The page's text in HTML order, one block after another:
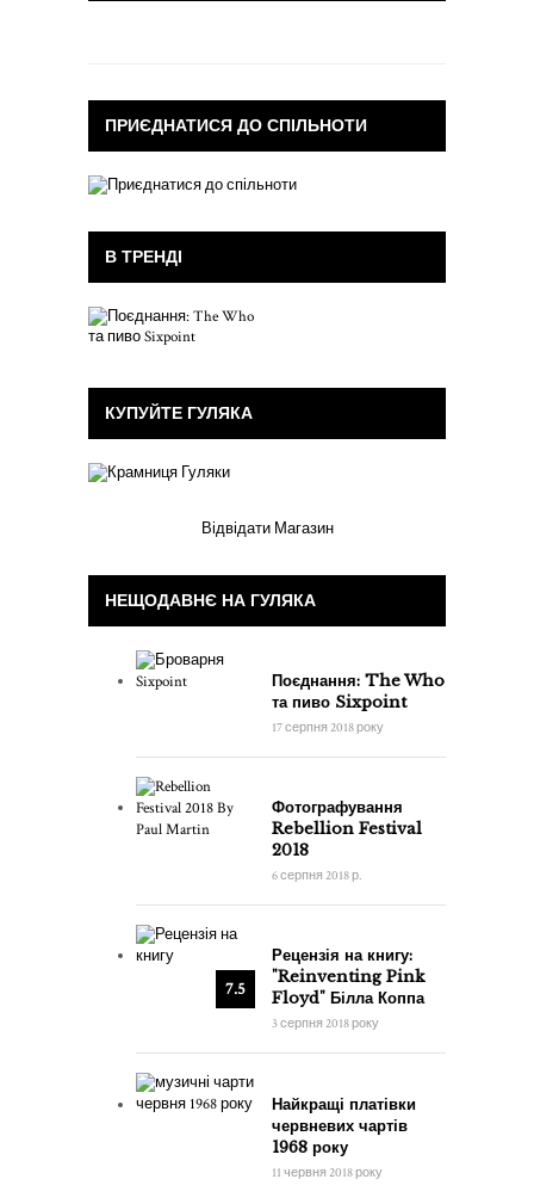
ПРИЄДНАТИСЯ ДО СПІЛЬНОТИ
В ТРЕНДІ
КУПУЙТЕ ГУЛЯКА
Відвідати Магазин
НЕЩОДАВНЄ НА ГУЛЯКА
Поєднання: The Who
та пиво Sixpoint
17 серпня 2018 року
Фотографування
Rebellion Festival
2018
6 серпня 2018 р.
7.5
Рецензія на книгу:
"Reinventing Pink
Floyd" Білла Коппа
3 серпня 2018 року
Найкращі платівки
червневих чартів
1968 року
11 червня 2018 року